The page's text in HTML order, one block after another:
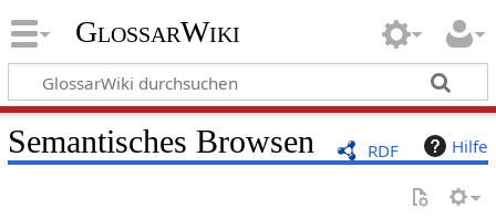
GlossarWiki
RDF Hilfe
Semantisches Browsen